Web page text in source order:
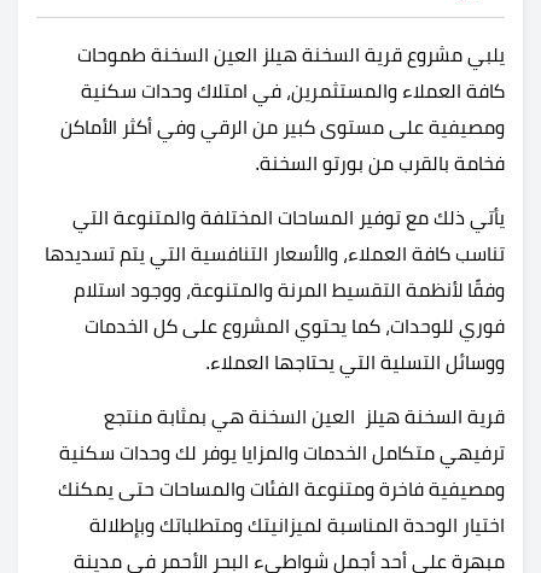
يلبي مشروع قرية السخنة هيلز العين السخنة طموحات
كافة العملاء والمستثمرين، في امتلاك وحدات سكنية
ومصيفية على مستوى كبير من الرقي وفي أكثر الأماكن
فخامة بالقرب من بورتو السخنة.
يأتي ذلك مع توفير المساحات المختلفة والمتنوعة التي
تناسب كافة العملاء، والأسعار التنافسية التي يتم تسديدها
وفقًا لأنظمة التقسيط المرنة والمتنوعة، ووجود استلام
فوري للوحدات، كما يحتوي المشروع على كل الخدمات
ووسائل التسلية التي يحتاجها العملاء.
قرية السخنة هيلز العين السخنة هي بمثابة منتجع
ترفيهي متكامل الخدمات والمزايا يوفر لك وحدات سكنية
ومصيفية فاخرة ومتنوعة الفئات والمساحات حتى يمكنك
اختيار الوحدة المناسبة لميزانيتك ومتطلباتك وبإطلالة
مبهرة على أحد أجمل شواطيء البحر الأحمر في مدينة